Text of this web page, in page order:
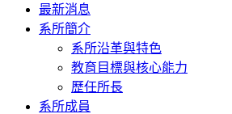
Toggle
navigation
最新消息
系所簡介
系所沿革與特色
教育目標與核心能力
歷任所長
系所成員